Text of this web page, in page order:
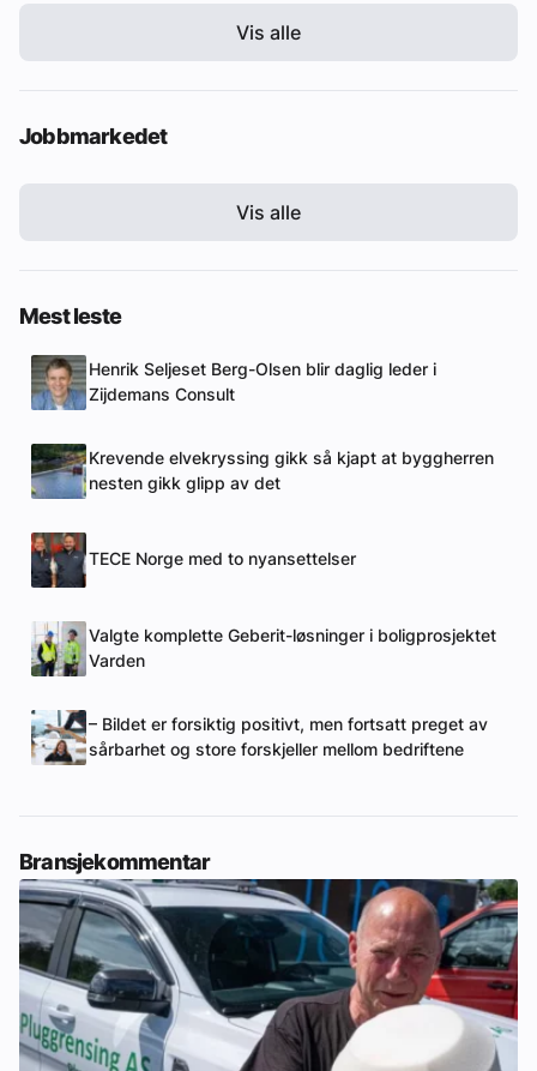
Vis alle
Jobbmarkedet
Vis alle
Mest leste
Henrik Seljeset Berg-Olsen blir daglig leder i
Zijdemans Consult
Krevende elvekryssing gikk så kjapt at byggherren
nesten gikk glipp av det
TECE Norge med to nyansettelser
Valgte komplette Geberit-løsninger i boligprosjektet
Varden
– Bildet er forsiktig positivt, men fortsatt preget av
sårbarhet og store forskjeller mellom bedriftene
Bransjekommentar